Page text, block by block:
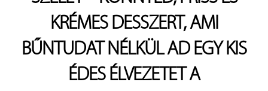
KRÉMES DESSZERT, AMI
BŰNTUDAT NÉLKÜL AD EGY KIS
ÉDES ÉLVEZETET A